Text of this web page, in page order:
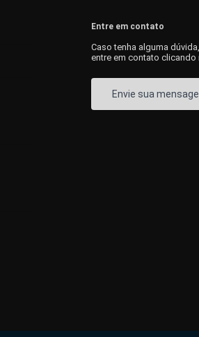
Entre em contato
Caso tenha alguma dúvida,
entre em contato clicando
Envie sua